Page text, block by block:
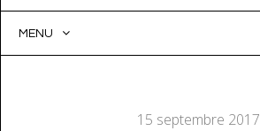
MENU
15 septembre 2017